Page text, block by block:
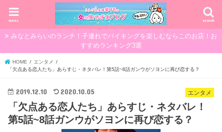
search
menu
みなとみらいのランチ！子連れでバイキングを楽しむならこのお店！お
すすめランキング3選
HOME
エンタメ
「欠点ある恋人たち」あらすじ・ネタバレ！第5話~8話ガンウがソヨンに再び恋する？
エンタメ
2019.12.10 2020.10.05
「欠点ある恋人たち」あらすじ・ネタバレ！
第5話~8話ガンウがソヨンに再び恋する？